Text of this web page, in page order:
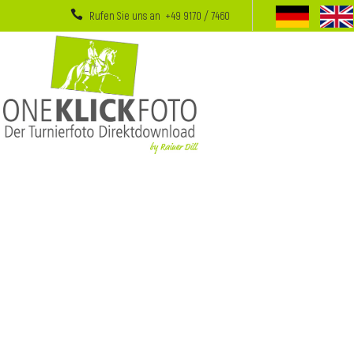
Rufen Sie uns an +49 9170 / 7460